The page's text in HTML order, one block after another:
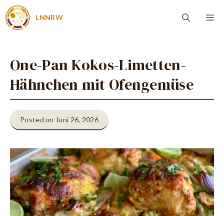
Zum
Inhalt
LNNRW
One-Pan Kokos-Limetten-
Hähnchen mit Ofengemüse
Posted on Juni 26, 2026